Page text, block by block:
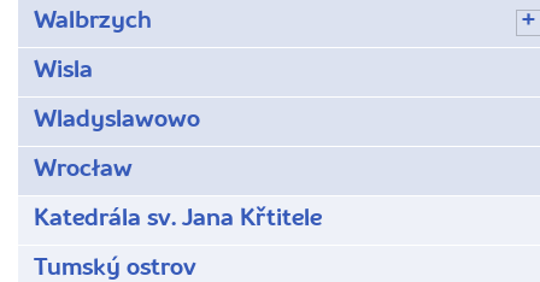
Walbrzych
Wisla
Wladyslawowo
Wrocław
Katedrála sv. Jana Křtitele
Tumský ostrov